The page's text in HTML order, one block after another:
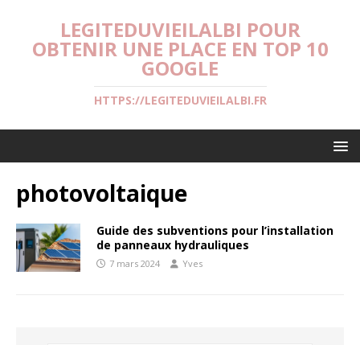
LEGITEDUVIEILALBI POUR
OBTENIR UNE PLACE EN TOP 10
GOOGLE
HTTPS://LEGITEDUVIEILALBI.FR
photovoltaique
Guide des subventions pour l’installation
de panneaux hydrauliques
7 mars 2024 Yves